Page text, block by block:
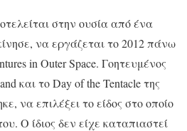
στην ουσία από ένα
να εργάζεται το 2012 πάνω
in Outer Space. Γοητευμένος
και το Day of the Tentacle της
να επιλέξει το είδος στο οποίο
Ο ίδιος δεν είχε καταπιαστεί